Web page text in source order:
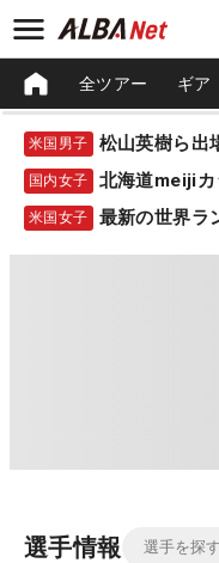
全ツアー ギア
米国男子
国内女子 北海道meiji
米国女子 最新の世界ラ
選手情報